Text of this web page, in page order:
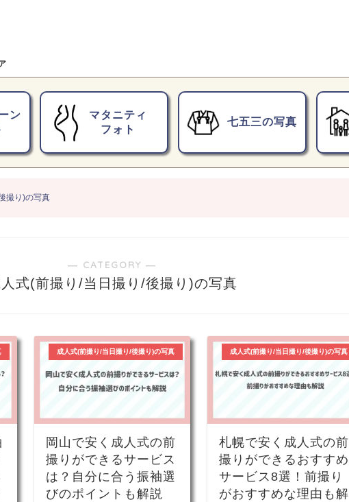
ン
マタニティ
フォト
七五三の写真
撮り)の写真
― CATEGORY ―
人式(前撮り/当日撮り/後撮り)の写真
成人式(前撮り/当日撮り/後撮り)の写真
岡山で安く成人式の前
撮りができるサービス
は？自分に合う振袖選
びのポイントも解説
成人式(前撮り/当日撮り/後撮り)の写真
札幌で安く成人式の前
撮りができるおすすめ
サービス8選！前撮り
がおすすめな理由も解